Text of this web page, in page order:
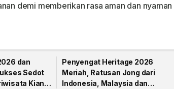
demi memberikan rasa aman dan
dan
Sedot
Kian
Penyengat Heritage 2026
Meriah, Ratusan Jong dari
Indonesia, Malaysia dan